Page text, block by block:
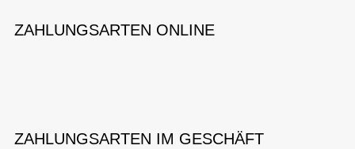
ZAHLUNGSARTEN ONLINE
ZAHLUNGSARTEN IM GESCHÄFT